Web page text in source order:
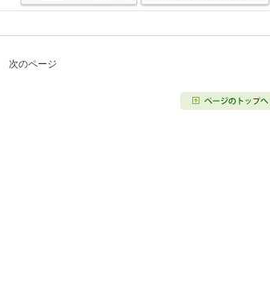
次のページ